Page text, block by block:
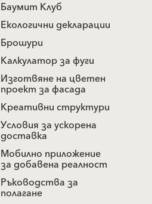
Баумит Клуб
Екологични декларации
Брошури
Калкулатор за фуги
Изготвяне на цветен
проект за фасада
Креативни структури
Условия за ускорена
доставка
Мобилно приложение
за добавена реалност
Ръководства за
полагане